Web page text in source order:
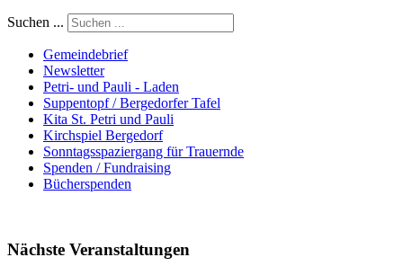
Suchen ...
Gemeindebrief
Newsletter
Petri- und Pauli - Laden
Suppentopf / Bergedorfer Tafel
Kita St. Petri und Pauli
Kirchspiel Bergedorf
Sonntagsspaziergang für Trauernde
Spenden / Fundraising
Bücherspenden
Nächste Veranstaltungen